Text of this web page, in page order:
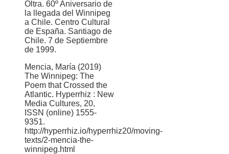
Oltra. 60º Aniversario de
la llegada del Winnipeg
a Chile. Centro Cultural
de España. Santiago de
Chile. 7 de Septiembre
de 1999.
Mencia, María (2019)
The Winnipeg: The
Poem that Crossed the
Atlantic. Hyperrhiz : New
Media Cultures, 20,
ISSN (online) 1555-
9351.
http://hyperrhiz.io/hyperrhiz20/moving-
texts/2-mencia-the-
winnipeg.html